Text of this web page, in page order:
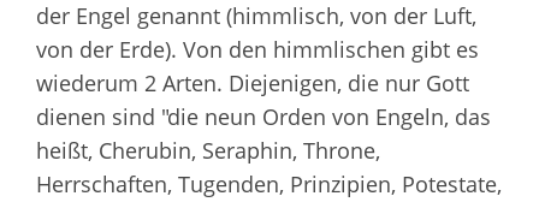
der Engel genannt (himmlisch, von der Luft,
von der Erde). Von den himmlischen gibt es
wiederum 2 Arten. Diejenigen, die nur Gott
dienen sind "die neun Orden von Engeln, das
heißt, Cherubin, Seraphin, Throne,
Herrschaften, Tugenden, Prinzipien, Potestate,